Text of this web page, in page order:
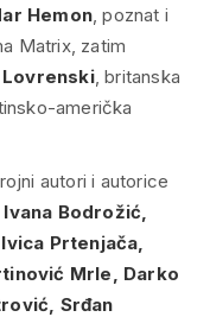
Hemon , poznat i
Matrix, zatim
, britanska
američka
autori i autorice
Ivana Bodrožić,
Prtenjača,
Mrle, Darko
Srđan